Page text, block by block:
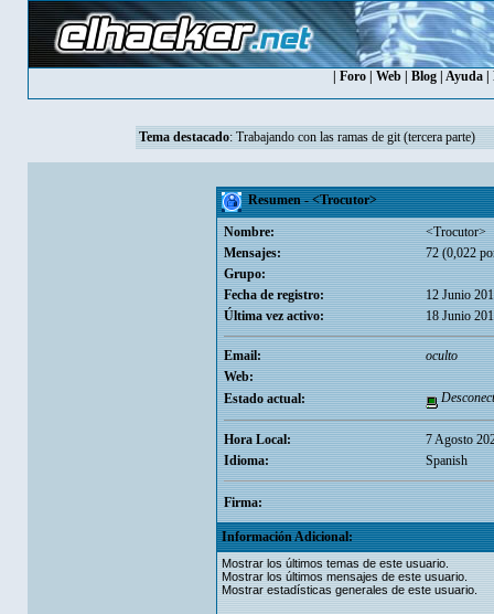
Foro Web Blog Ayuda
Tema destacado: Trabajando con las ramas de git (tercera parte)
Resumen - <Trocutor>
Nombre:
<Trocutor>
Mensajes:
72 (0,022
Grupo:
Fecha de registro:
12 Junio
Última vez activo:
18 Junio
Email:
oculto
Web:
Estado actual:
Hora Local:
7 Agosto
Idioma:
Spanish
Firma:
Información Adicional:
Mostrar los últimos temas de este usuario.
Mostrar los últimos mensajes de este usuario.
Mostrar estadísticas generales de este usuario.